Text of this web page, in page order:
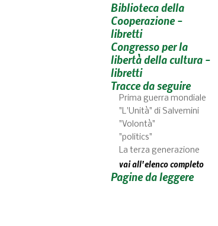
Biblioteca della
Cooperazione -
libretti
Congresso per la
libertà della cultura -
libretti
Tracce da seguire
Prima guerra mondiale
"L'Unità" di Salvemini
"Volontà"
"politics"
La terza generazione
vai all'elenco completo
Pagine da leggere